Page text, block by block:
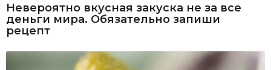
Невероятно вкусная закуска не за все
деньги мира. Обязательно запиши
рецепт